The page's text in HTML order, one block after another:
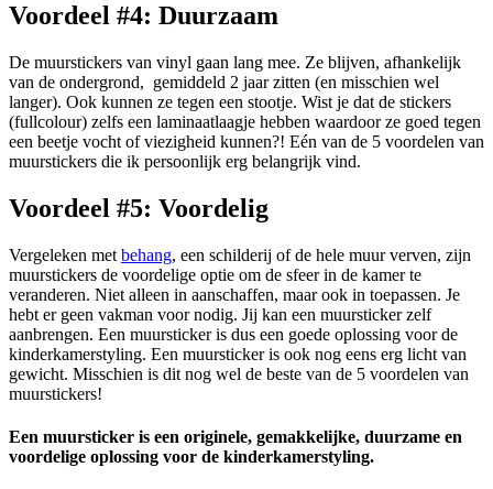
Voordeel #4: Duurzaam
De muurstickers van vinyl gaan lang mee. Ze blijven, afhankelijk
van de ondergrond, gemiddeld 2 jaar zitten (en misschien wel
langer). Ook kunnen ze tegen een stootje. Wist je dat de stickers
(fullcolour) zelfs een laminaatlaagje hebben waardoor ze goed tegen
een beetje vocht of viezigheid kunnen?! Eén van de 5 voordelen van
muurstickers die ik persoonlijk erg belangrijk vind.
Voordeel #5: Voordelig
Vergeleken met behang, een schilderij of de hele muur verven, zijn
muurstickers de voordelige optie om de sfeer in de kamer te
veranderen. Niet alleen in aanschaffen, maar ook in toepassen. Je
hebt er geen vakman voor nodig. Jij kan een muursticker zelf
aanbrengen. Een muursticker is dus een goede oplossing voor de
kinderkamerstyling. Een muursticker is ook nog eens erg licht van
gewicht. Misschien is dit nog wel de beste van de 5 voordelen van
muurstickers!
Een muursticker is een originele, gemakkelijke, duurzame en
voordelige oplossing voor de kinderkamerstyling.